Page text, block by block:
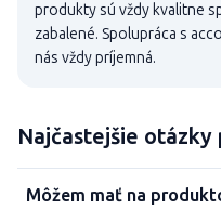
produkty sú vždy kvalitne
zabalené. Spolupráca s
nás vždy príjemná.
Najčastejšie otázky
Môžem mať na